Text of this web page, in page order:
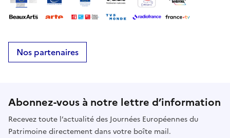
Nos partenaires
Abonnez-vous à notre lettre d’information
Recevez toute l’actualité des Journées Européennes du
Patrimoine directement dans votre boîte mail.